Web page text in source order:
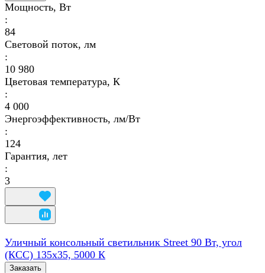
Мощность, Вт
:
84
Световой поток, лм
:
10 980
Цветовая температура, К
:
4 000
Энергоэффективность, лм/Вт
:
124
Гарантия, лет
:
3
Уличный консольный светильник Street 90 Вт, угол
(КСС) 135х35, 5000 К
Заказать